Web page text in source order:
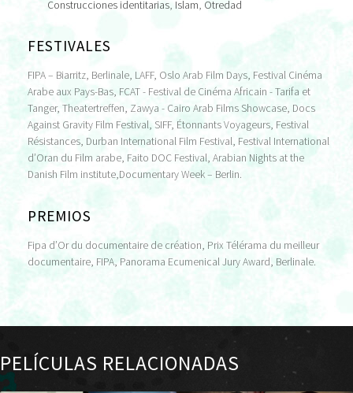
Construcciones identitarias, Islam, Otredad
FESTIVALES
FIPA – Biarritz, Berlinale, LAFF, Oslo Arab Film Days, Festival Cinéma
Arabe aux Pays-Bas, FCAT - Festival de Cinéma Africain - Tarifa et
Tanger, Theatertreffen, Zawya - Cairo Arab Films Showcase, Docs
Against Gravity Film Festival, SIFF, Étonnants Voyageurs, Festival
Résistances, Durban International Film Festival, Festival International
d’Oran du Film arabe, Faito DOC Festival, Arabian Nights at the
Danish Film institute,Documentary Week – Berlin.
PREMIOS
Fipa d’Or du documentaire de création, Prix Télérama du meilleur
documentaire, FIPA, Panorama Ecumenical Jury Award, Berlinale.
PELÍCULAS RELACIONADAS